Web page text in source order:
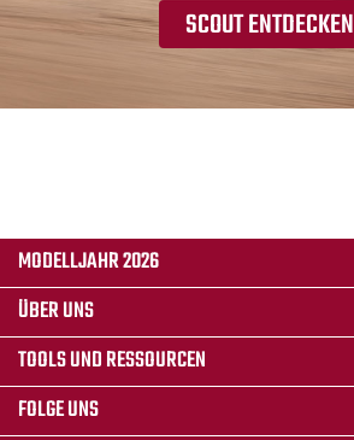
SCOUT ENTDECKEN
MODELLJAHR 2026
ÜBER UNS
TOOLS UND RESSOURCEN
FOLGE UNS